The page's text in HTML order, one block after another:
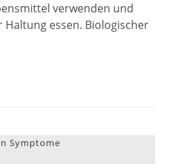
verwenden und
Haltung essen. Biologischer
Symptome